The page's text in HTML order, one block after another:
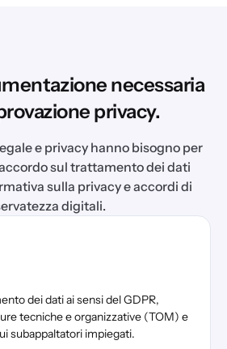
necessaria
privacy.
e privacy hanno bisogno per
sul trattamento dei dati
sulla privacy e accordi di
digitali.
dei dati ai sensi del GDPR,
tecniche e organizzative (TOM) e
subappaltatori impiegati.